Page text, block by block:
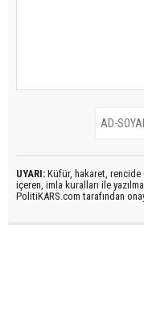
UYARI: Küfür, hakaret, rencide
içeren, imla kuralları ile
PolitiKARS.com tarafından